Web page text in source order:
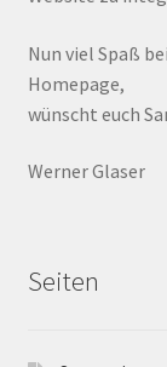
Nun viel Spaß
Homepage,
wünscht euch
Werner Glaser
Seiten